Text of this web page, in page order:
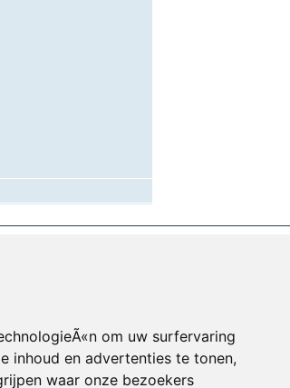
om uw surfervaring
inhoud en advertenties te tonen,
waar onze bezoekers